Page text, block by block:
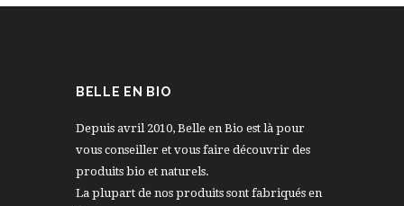
BELLE EN BIO
Depuis avril 2010, Belle en Bio est là pour
vous conseiller et vous faire découvrir des
produits bio et naturels.
La plupart de nos produits sont fabriqués en